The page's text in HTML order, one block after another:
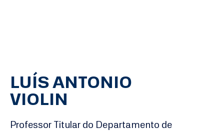
LUÍS ANTONIO
VIOLIN
Professor Titular do Departamento de